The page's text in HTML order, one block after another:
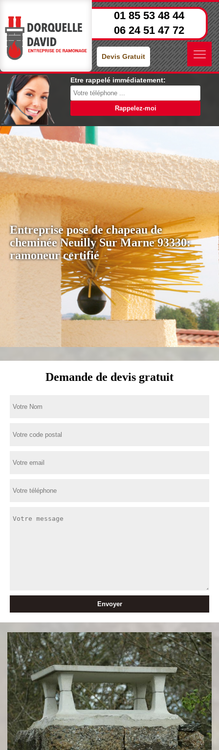
01 85 53 48 44
06 24 51 47 72
Devis Gratuit
Etre rappelé immédiatement:
Entreprise pose de chapeau de
cheminée Neuilly Sur Marne 93330:
ramoneur certifié
Demande de devis gratuit